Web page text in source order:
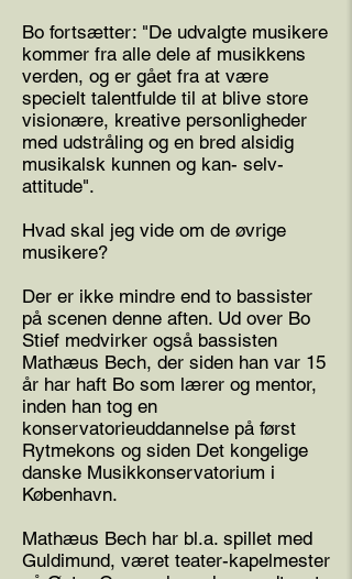
Bo fortsætter: "De udvalgte musikere
kommer fra alle dele af musikkens
verden, og er gået fra at være
specielt talentfulde til at blive store
visionære, kreative personligheder
med udstråling og en bred alsidig
musikalsk kunnen og kan- selv-
attitude".
Hvad skal jeg vide om de øvrige
musikere?
Der er ikke mindre end to bassister
på scenen denne aften. Ud over Bo
Stief medvirker også bassisten
Mathæus Bech, der siden han var 15
år har haft Bo som lærer og mentor,
inden han tog en
konservatorieuddannelse på først
Rytmekons og siden Det kongelige
danske Musikkonservatorium i
København.
Mathæus Bech har bl.a. spillet med
Guldimund, været teater-kapelmester